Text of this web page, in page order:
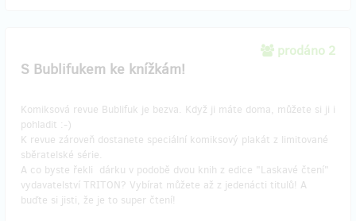
prodáno 2
S Bublifukem ke knížkám!
Komiksová revue Bublifuk je bezva. Když ji máte doma, můžete si ji i
pohladit :-)
K revue zároveň dostanete speciální komiksový plakát z limitované
sběratelské série.
A co byste řekli dárku v podobě dvou knih z edice "Laskavé čtení"
vydavatelství TRITON? Vybírat můžete až z jedenácti titulů! A
buďte si jisti, že je to super čtení!